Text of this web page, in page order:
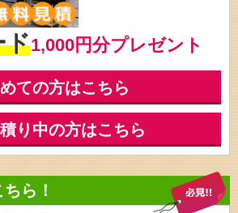
ド1,000円分プレゼント
ての方はこちら
り中の方はこちら
ら！